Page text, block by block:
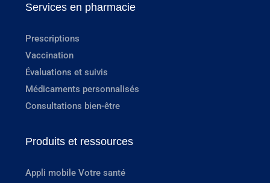
Services en pharmacie
Prescriptions
Vaccination
Évaluations et suivis
Médicaments personnalisés
Consultations bien-être
Produits et ressources
Appli mobile Votre santé